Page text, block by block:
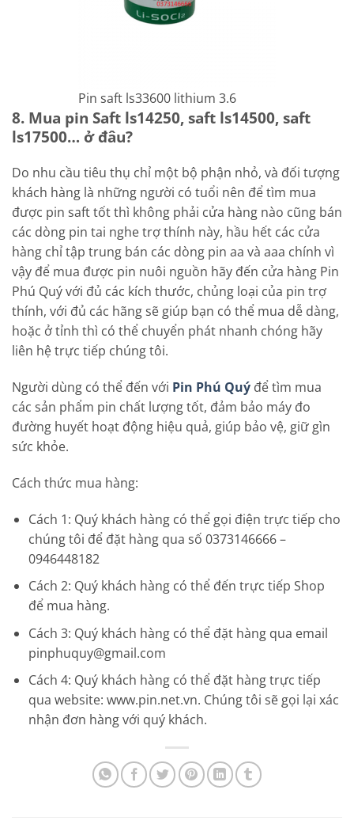
Pin saft ls33600 lithium 3.6
8. Mua pin Saft ls14250, saft ls14500, saft
ls17500… ở đâu?
Do nhu cầu tiêu thụ chỉ một bộ phận nhỏ, và đối tượng
khách hàng là những người có tuổi nên để tìm mua
được pin saft tốt thì không phải cửa hàng nào cũng bán
các dòng pin tai nghe trợ thính này, hầu hết các cửa
hàng chỉ tập trung bán các dòng pin aa và aaa chính vì
vậy để mua được pin nuôi nguồn hãy đến cửa hàng Pin
Phú Quý với đủ các kích thước, chủng loại của pin trợ
thính, với đủ các hãng sẽ giúp bạn có thể mua dễ dàng,
hoặc ở tỉnh thì có thể chuyển phát nhanh chóng hãy
liên hệ trực tiếp chúng tôi.
Người dùng có thể đến với Pin Phú Quý để tìm mua
các sản phẩm pin chất lượng tốt, đảm bảo máy đo
đường huyết hoạt động hiệu quả, giúp bảo vệ, giữ gìn
sức khỏe.
Cách thức mua hàng:
Cách 1: Quý khách hàng có thể gọi điện trực tiếp cho
chúng tôi để đặt hàng qua số 0373146666 –
0946448182
Cách 2: Quý khách hàng có thể đến trực tiếp Shop
để mua hàng.
Cách 3: Quý khách hàng có thể đặt hàng qua email
pinphuquy@gmail.com
Cách 4: Quý khách hàng có thể đặt hàng trực tiếp
qua website: www.pin.net.vn. Chúng tôi sẽ gọi lại xác
nhận đơn hàng với quý khách.